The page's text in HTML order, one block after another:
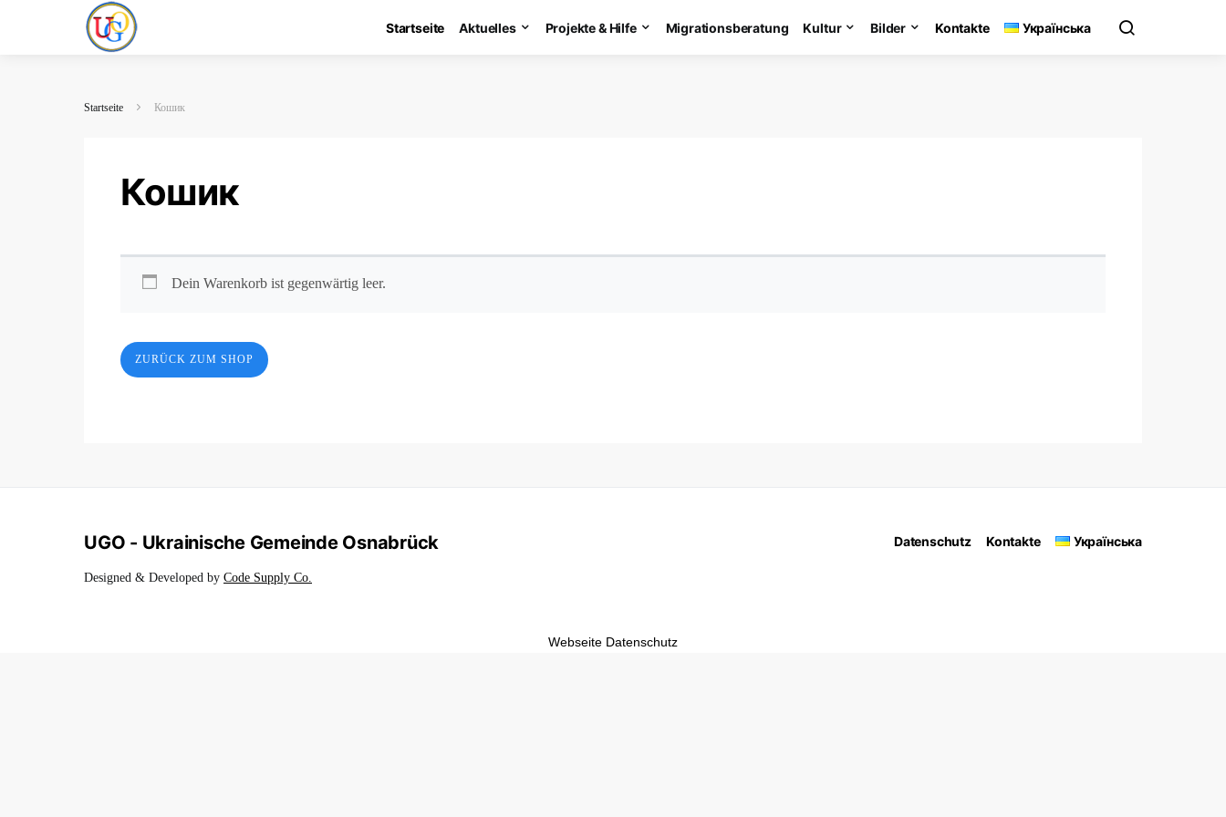
Startseite Aktuelles Projekte & Hilfe Migrationsberatung Kultur Bilder Kontakte Українська
Startseite Кошик
Кошик
Dein Warenkorb ist gegenwärtig leer.
ZURÜCK ZUM SHOP
Datenschutz Kontakte Українська
UGO - Ukrainische Gemeinde Osnabrück
Designed & Developed by Code Supply Co.
Webseite Datenschutz